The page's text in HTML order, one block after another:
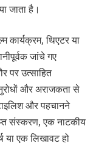
जाता है।
कार्यक्रम, थिएटर या
जांचे गए
पर उत्साहित
और अराजकता से
और पहचानने
संस्करण, एक नाटकीय
या एक लिखावट हो